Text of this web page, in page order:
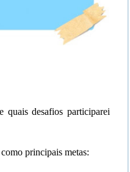
desafios participarei
principais metas: